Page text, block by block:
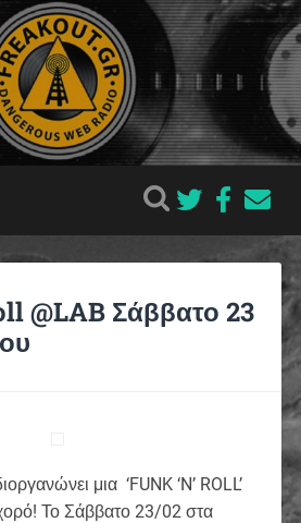
@LAB Σάββατο 23
μια ‘FUNK ‘N’ ROLL’
Το Σάββατο 23/02 στα